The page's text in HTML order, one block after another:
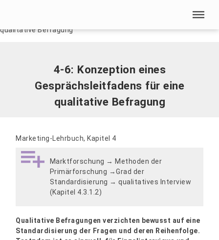
Menü überspringen
4-6: Konzeption eines Gesprächsleitfadens für eine
qualitative Befragung
4-6: Konzeption eines
Gesprächsleitfadens für eine
qualitative Befragung
Marketing-Lehrbuch, Kapitel 4
Marktforschung → Methoden der
Primärforschung →Grad der
Standardisierung → qualitatives Interview
(Kapitel 4.3.1.2)
Qualitative Befragungen verzichten bewusst auf eine
Standardisierung der Fragen und deren Reihenfolge.